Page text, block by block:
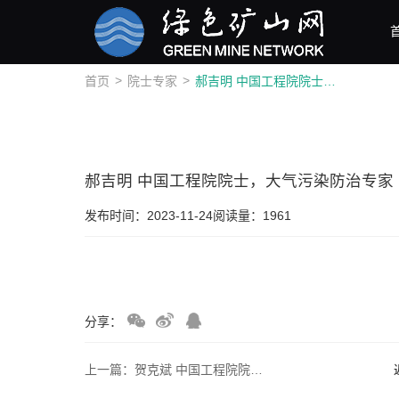
首页 > 院士专家 > 郝吉明 中国工程院院士，大气污染防治专家
郝吉明 中国工程院院士，大气污染防治专家
发布时间：2023-11-24阅读量：1961
分享：
上一篇：贺克斌 中国工程院院士，大气污染防治专家